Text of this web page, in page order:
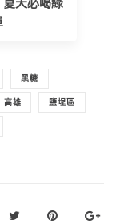
夏天必喝綠
黑糖
高雄 鹽埕區